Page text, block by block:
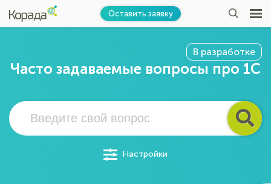
Оставить заявку
Часто задаваемые вопросы про 1С
В разработке
Настройки